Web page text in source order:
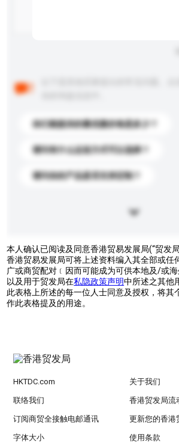
你们能提供的最优惠价格是多少？
请问有什么运送方式可以选择？
请问你的产品是否支持定制？
本人确认已阅读及同意香港贸易发展局(“贸发
香港贸易发展局可将上述资料编入其全部或任
广或商贸配对﹝因而可能成为可供本地及/或海
以及用于贸发局在私隐政策声明中所述之其他
此表格上所述的每一位人士同意及授权，将其
作此表格提及的用途。
HKTDC.com 关于我们
联络我们 香港贸发局流
订阅商贸全接触电邮通讯 更新您的香港
字体大小 使用条款